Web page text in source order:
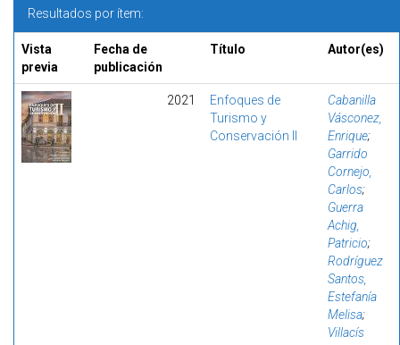
Resultados por ítem:
Vista
previa
Fecha de
publicación
Título Autor(es)
2021
Enfoques de
Turismo y
Conservación II
Cabanilla
Vásconez,
Enrique;
Garrido
Cornejo,
Carlos;
Guerra
Achig,
Patricio;
Rodríguez
Santos,
Estefanía
Melisa;
Villacís